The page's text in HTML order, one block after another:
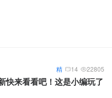
22805
14
精
快来看看吧！这是小编玩了